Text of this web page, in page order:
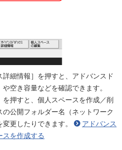
詳細情報］を押すと、アドバンスド
空き容量などを確認できます。
を押すと、個人スペースを作成／削
の公開フォルダー名（ネットワーク
更したりできます。
アドバンス
スを作成する